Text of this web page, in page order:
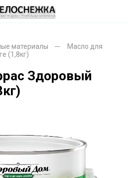
материалы
Масло для
(1,8кг)
Здоровый